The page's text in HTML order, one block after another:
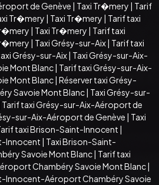
de Genève | Taxi Tr�mery | Tarif
Tr�mery | Taxi Tr�mery | Tarif taxi
| Taxi Tr�mery | Tarif taxi
| Taxi Grésy-sur-Aix| Tarif taxi
Grésy-sur-Aix| Taxi Grésy-sur-Aix-
Mont Blanc| Tarif taxi Grésy-sur-Aix-
Mont Blanc| Réserver taxi Grésy-
Savoie Mont Blanc| Taxi Grésy-sur-
Tarif taxi Grésy-sur-Aix-Aéroport de
sur-Aix-Aéroport de Genève | Taxi
taxi Brison-Saint-Innocent |
Innocent | Taxi Brison-Saint-
Savoie Mont Blanc| Tarif taxi
Chambéry Savoie Mont Blanc|
Innocent-Aéroport Chambéry Savoie